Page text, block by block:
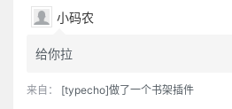
小码农
给你拉
来自： [typecho]做了一个书架插件